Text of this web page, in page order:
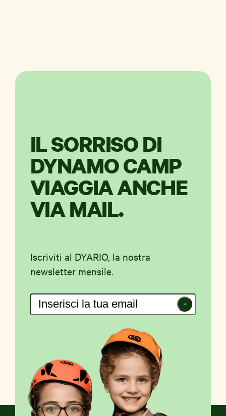
IL SORRISO DI
DYNAMO CAMP
VIAGGIA ANCHE
VIA MAIL.
Iscriviti al DYARIO, la nostra
newsletter mensile.
Iscriviti